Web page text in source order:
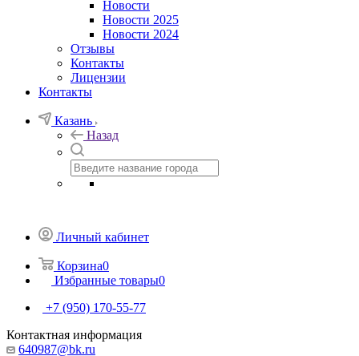
Новости
Новости 2025
Новости 2024
Отзывы
Контакты
Лицензии
Контакты
Казань
Назад
Личный кабинет
Корзина0
Избранные товары0
+7 (950) 170-55-77
Контактная информация
640987@bk.ru